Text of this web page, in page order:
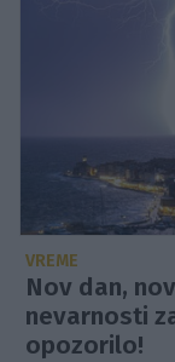
VREME
Nov dan,
nevarnosti
opozorilo!